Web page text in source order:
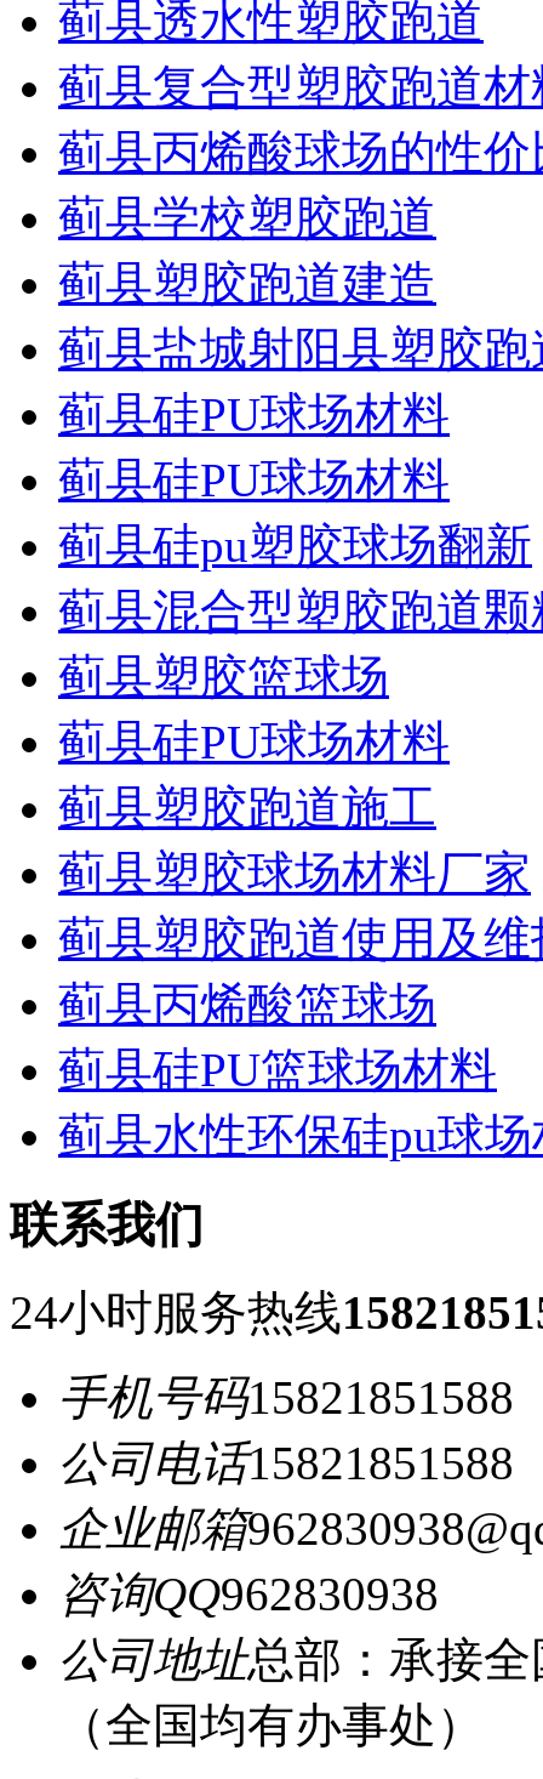
蓟县透水性塑胶跑道
蓟县复合型塑胶跑道材
蓟县丙烯酸球场的性价
蓟县学校塑胶跑道
蓟县塑胶跑道建造
蓟县盐城射阳县塑胶跑
蓟县硅PU球场材料
蓟县硅PU球场材料
蓟县硅pu塑胶球场翻新
蓟县混合型塑胶跑道颗
蓟县塑胶篮球场
蓟县硅PU球场材料
蓟县塑胶跑道施工
蓟县塑胶球场材料厂家
蓟县塑胶跑道使用及维
蓟县丙烯酸篮球场
蓟县硅PU篮球场材料
蓟县水性环保硅pu球
联系我们
24小时服务热线
手机号码15821851588
公司电话15821851588
企业邮箱
咨询QQ962830938
公司地址总部：承接
（全国均有办事处）